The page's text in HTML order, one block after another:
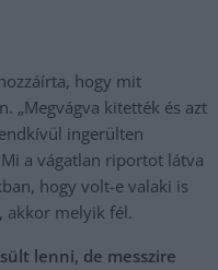
hogy mit
„Megvágva kitették és azt
ingerülten
a vágatlan riportot látva
hogy volt-e valaki is
akkor melyik fél.
lenni, de messzire